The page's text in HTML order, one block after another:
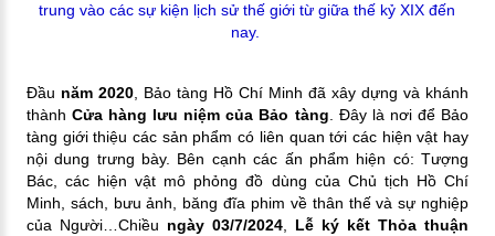
trung vào các sự kiện lịch sử thế giới từ giữa thế kỷ XIX đến
nay.
Đầu năm 2020, Bảo tàng Hồ Chí Minh đã xây dựng và khánh
thànhCửa hàng lưu niệm của Bảo tàng . Đây là nơi để Bảo
tàng giới thiệu các sản phẩm có liên quan tới các hiện vật hay
nội dung trưng bày. Bên cạnh các ấn phẩm hiện có: Tượng
Bác, các hiện vật mô phỏng đồ dùng của Chủ tịch Hồ Chí
Minh, sách, bưu ảnh, băng đĩa phim về thân thế và sự nghiệp
của Người… Chiều ngày 03/7/2024
Lễ ký kết Thỏa thuận